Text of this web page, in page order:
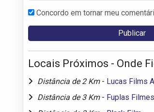
Concordo em tornar meu
Locais Próximos - Onde
Distância de 2 Km - Lucas Films
Distância de 3 Km - Fuplas Filmes